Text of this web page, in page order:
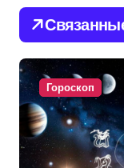
и
г
а
ц
и
Гороскоп